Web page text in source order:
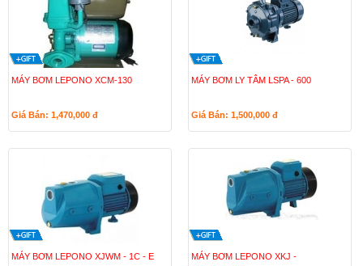
MÁY BƠM LEPONO XCM-130
Giá Bán: 1,470,000 đ
MÁY BƠM LY TÂM LSPA - 600
Giá Bán: 1,500,000 đ
MÁY BƠM LEPONO XJWM - 1C - E
MÁY BƠM LEPONO XKJ -